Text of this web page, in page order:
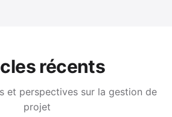
récents
et perspectives sur la gestion de
projet